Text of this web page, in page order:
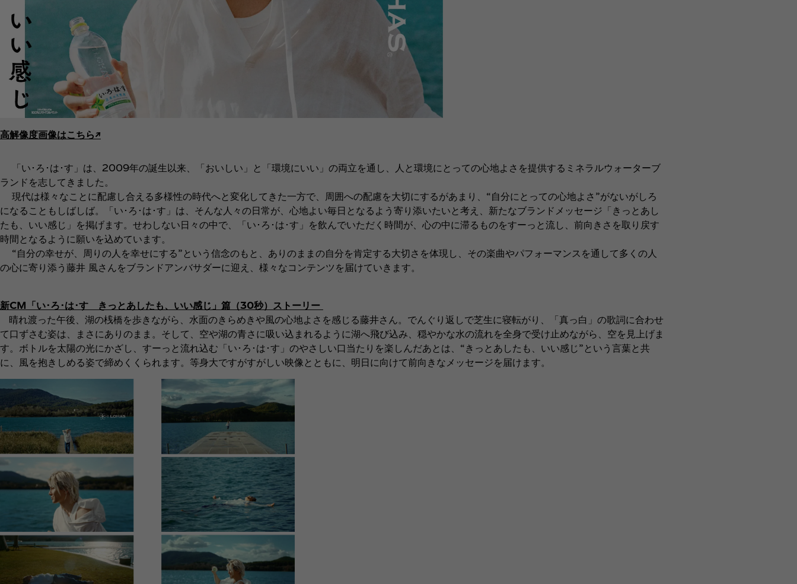
高解像度画像はこちら↗︎
「い･ろ･は･す」は、2009年の誕生以来、「おいしい」と「環境にいい」の両立を通し、人と環境にとっての心地よさを提供するミネラルウォーターブ
ランドを志してきました。
現代は様々なことに配慮し合える多様性の時代へと変化してきた一方で、周囲への配慮を大切にするがあまり、“自分にとっての心地よさ”がないがしろ
になることもしばしば。「い･ろ･は･す」は、そんな人々の日常が、心地よい毎日となるよう寄り添いたいと考え、新たなブランドメッセージ「きっとあし
たも、いい感じ」を掲げます。せわしない日々の中で、「い･ろ･は･す」を飲んでいただく時間が、心の中に滞るものをすーっと流し、前向きさを取り戻す
時間となるように願いを込めています。
“自分の幸せが、周りの人を幸せにする”という信念のもと、ありのままの自分を肯定する大切さを体現し、その楽曲やパフォーマンスを通して多くの人
の心に寄り添う藤井 風さんをブランドアンバサダーに迎え、様々なコンテンツを届けていきます。
新CM「い･ろ･は･す きっとあしたも、いい感じ」篇（30秒）ストーリー
晴れ渡った午後、湖の桟橋を歩きながら、水面のきらめきや風の心地よさを感じる藤井さん。でんぐり返しで芝生に寝転がり、「真っ白」の歌詞に合わせ
て口ずさむ姿は、まさにありのまま。そして、空や湖の青さに吸い込まれるように湖へ飛び込み、穏やかな水の流れを全身で受け止めながら、空を見上げま
す。ボトルを太陽の光にかざし、すーっと流れ込む「い･ろ･は･す」のやさしい口当たりを楽しんだあとは、“きっとあしたも、いい感じ”という言葉と共
に、風を抱きしめる姿で締めくくられます。等身大ですがすがしい映像とともに、明日に向けて前向きなメッセージを届けます。